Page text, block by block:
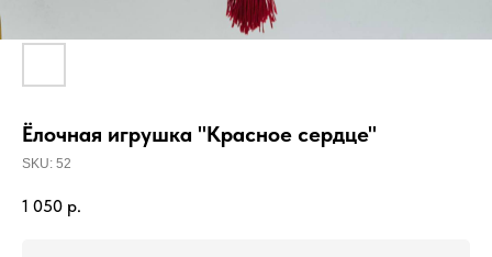
Ёлочная игрушка "Красное сердце"
SKU: 52
1 050 р.